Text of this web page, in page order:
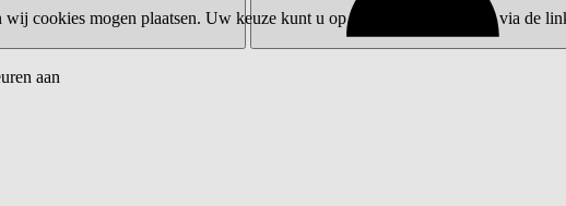
cookies mogen plaatsen. Uw keuze kunt u op elk moment wijzigen via de
aan